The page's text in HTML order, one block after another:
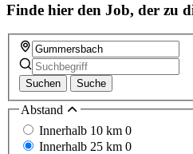
Finde hier den Job, der zu
Suchen Suche
Abstand
Innerhalb 10 km 0
Innerhalb 25 km 0